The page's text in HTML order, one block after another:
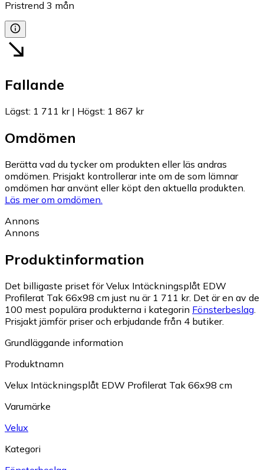
Pristrend 3 mån
Fallande
Lägst: 1 711 kr| Högst: 1 867 kr
Omdömen
Berätta vad du tycker om produkten eller läs andras
omdömen. Prisjakt kontrollerar inte om de som lämnar
omdömen har använt eller köpt den aktuella produkten.
Läs mer om omdömen.
Annons
Annons
Produktinformation
Det billigaste priset för Velux Intäckningsplåt EDW
Profilerat Tak 66x98 cm just nu är 1 711 kr. Det är en av de
100 mest populära produkterna i kategorin Fönsterbeslag
Prisjakt jämför priser och erbjudande från 4 butiker.
Grundläggande information
Produktnamn
Velux Intäckningsplåt EDW Profilerat Tak 66x98 cm
Varumärke
Velux
Kategori